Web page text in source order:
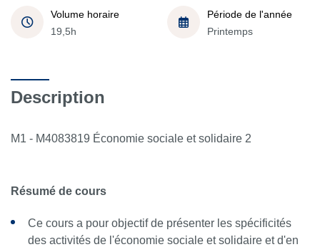
Volume horaire
19,5h
Période de l'année
Printemps
Description
M1 - M4083819 Économie sociale et solidaire 2
Résumé de cours
Ce cours a pour objectif de présenter les spécificités
des activités de l'économie sociale et solidaire et d'en